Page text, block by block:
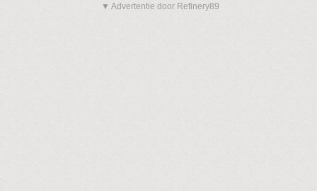
▼ Advertentie door Refinery89